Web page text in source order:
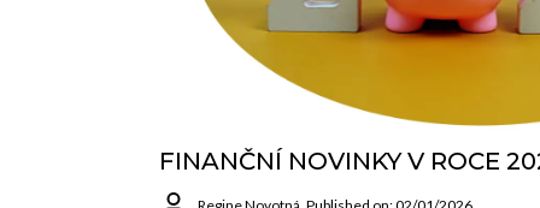
FINANČNÍ NOVINKY V ROCE
Regine Novotná Published on: 02/01/2026